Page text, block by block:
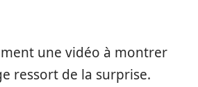
une vidéo à montrer
ressort de la surprise.